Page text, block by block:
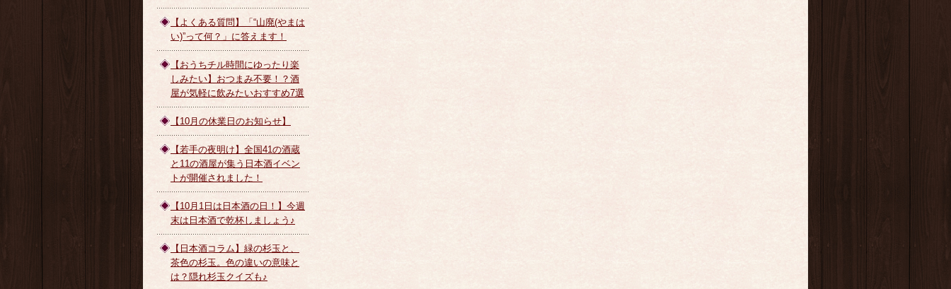
【よくある質問】「“山廃(やまは
い)”って何？」に答えます！
【おうちチル時間にゆったり楽
しみたい】おつまみ不要！？酒
屋が気軽に飲みたいおすすめ7選
【10月の休業日のお知らせ】
【若手の夜明け】全国41の酒蔵
と11の酒屋が集う日本酒イベン
トが開催されました！
【10月1日は日本酒の日！】今週
末は日本酒で乾杯しましょう♪
【日本酒コラム】緑の杉玉と、
茶色の杉玉。色の違いの意味と
は？隠れ杉玉クイズも♪